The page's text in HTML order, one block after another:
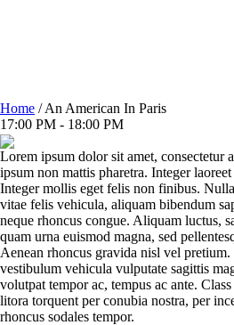
Home /An American In Paris
17:00 PM - 18:00 PM
Lorem ipsum dolor sit amet, consectetur
ipsum non mattis pharetra. Integer
Integer mollis eget felis non finibus.
vitae felis vehicula, aliquam bibendum
neque rhoncus congue. Aliquam luctus,
quam urna euismod magna, sed
Aenean rhoncus gravida nisl vel
vestibulum vehicula vulputate sagittis
volutpat tempor ac, tempus ac ante.
litora torquent per conubia nostra, per
rhoncus sodales tempor.